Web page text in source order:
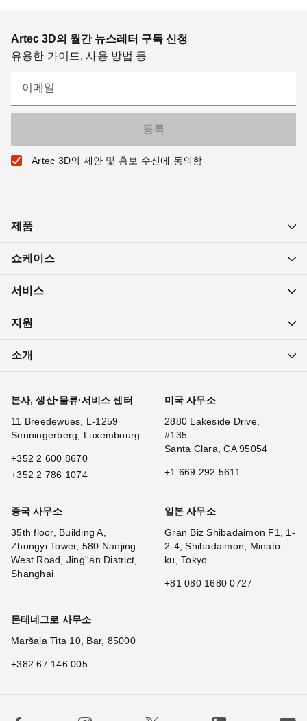
Artec 3D의 월간 뉴스레터 구독 신청
유용한 가이드, 사용 방법 등
이메일
Artec 3D의 제안 및 홍보 수신에 동의함
제품
쇼케이스
서비스
지원
소개
본사, 생산·물류·서비스 센터
11 Breedewues, L-1259
Senningerberg, Luxembourg
+352 2 600 8670
+352 2 786 1074
미국 사무소
2880 Lakeside Drive,
#135
Santa Clara, CA 95054
+1 669 292 5611
중국 사무소
35th floor, Building A,
Zhongyi Tower, 580 Nanjing
West Road, Jing''an District,
Shanghai
일본 사무소
Gran Biz Shibadaimon F1, 1-
2-4, Shibadaimon, Minato-
ku, Tokyo
+81 080 1680 0727
몬테네그로 사무소
Maršala Tita 10, Bar, 85000
+382 67 146 005